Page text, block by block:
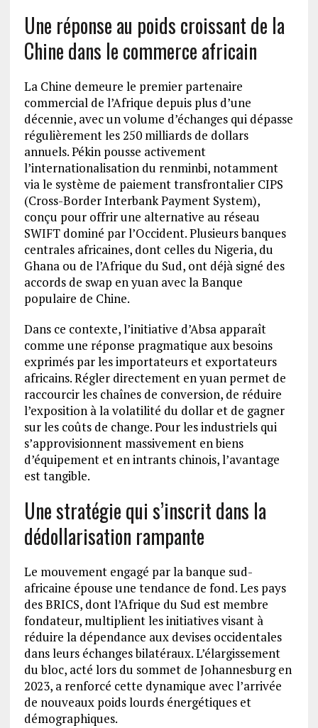
Une réponse au poids croissant de la
Chine dans le commerce africain
La Chine demeure le premier partenaire
commercial de l’Afrique depuis plus d’une
décennie, avec un volume d’échanges qui dépasse
régulièrement les 250 milliards de dollars
annuels. Pékin pousse activement
l’internationalisation du renminbi, notamment
via le système de paiement transfrontalier CIPS
(Cross-Border Interbank Payment System),
conçu pour offrir une alternative au réseau
SWIFT dominé par l’Occident. Plusieurs banques
centrales africaines, dont celles du Nigeria, du
Ghana ou de l’Afrique du Sud, ont déjà signé des
accords de swap en yuan avec la Banque
populaire de Chine.
Dans ce contexte, l’initiative d’Absa apparaît
comme une réponse pragmatique aux besoins
exprimés par les importateurs et exportateurs
africains. Régler directement en yuan permet de
raccourcir les chaînes de conversion, de réduire
l’exposition à la volatilité du dollar et de gagner
sur les coûts de change. Pour les industriels qui
s’approvisionnent massivement en biens
d’équipement et en intrants chinois, l’avantage
est tangible.
Une stratégie qui s’inscrit dans la
dédollarisation rampante
Le mouvement engagé par la banque sud-
africaine épouse une tendance de fond. Les pays
des BRICS, dont l’Afrique du Sud est membre
fondateur, multiplient les initiatives visant à
réduire la dépendance aux devises occidentales
dans leurs échanges bilatéraux. L’élargissement
du bloc, acté lors du sommet de Johannesburg en
2023, a renforcé cette dynamique avec l’arrivée
de nouveaux poids lourds énergétiques et
démographiques.